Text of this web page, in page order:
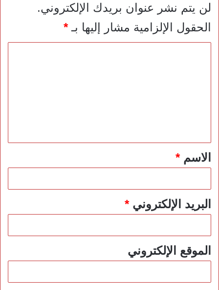
لن يتم نشر عنوان بريدك الإلكتروني.
الحقول الإلزامية مشار إليها بـ*
*الاسم*
البريد الإلكتروني*
الموقع الإلكتروني